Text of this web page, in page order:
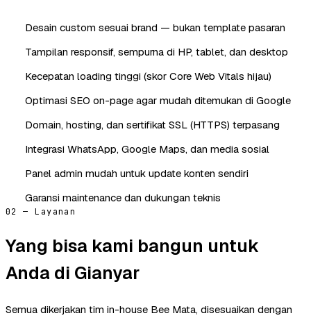
Desain custom sesuai brand — bukan template pasaran
Tampilan responsif, sempurna di HP, tablet, dan desktop
Kecepatan loading tinggi (skor Core Web Vitals hijau)
Optimasi SEO on-page agar mudah ditemukan di Google
Domain, hosting, dan sertifikat SSL (HTTPS) terpasang
Integrasi WhatsApp, Google Maps, dan media sosial
Panel admin mudah untuk update konten sendiri
Garansi maintenance dan dukungan teknis
02 — Layanan
Yang bisa kami bangun untuk
Anda di Gianyar
Semua dikerjakan tim in-house Bee Mata, disesuaikan dengan